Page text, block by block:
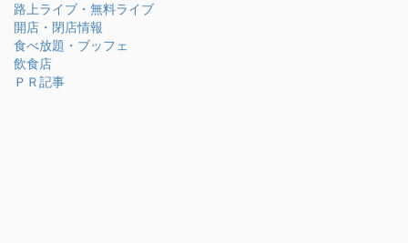
路上ライブ・無料ライブ
開店・閉店情報
食べ放題・ブッフェ
飲食店
ＰＲ記事